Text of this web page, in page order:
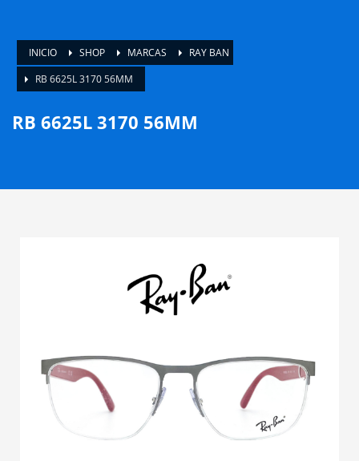
INICIO SHOP MARCAS
RAY BAN
RB 6625L 3170 56MM
RB 6625L 3170 56MM